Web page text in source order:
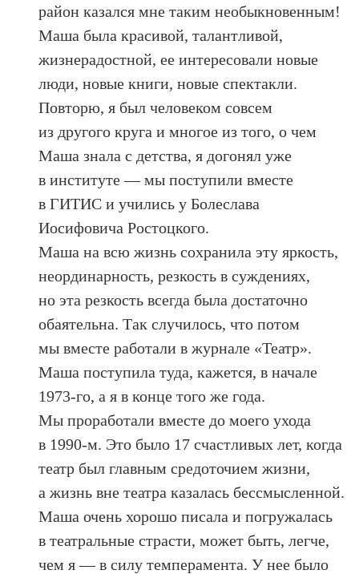
район казался мне таким необыкновенным!
Маша была красивой, талантливой,
жизнерадостной, ее интересовали новые
люди, новые книги, новые спектакли.
Повторю, я был человеком совсем
из другого круга и многое из того, о чем
Маша знала с детства, я догонял уже
в институте — мы поступили вместе
в ГИТИС и учились у Болеслава
Иосифовича Ростоцкого.
Маша на всю жизнь сохранила эту яркость,
неординарность, резкость в суждениях,
но эта резкость всегда была достаточно
обаятельна. Так случилось, что потом
мы вместе работали в журнале «Театр».
Маша поступила туда, кажется, в начале
1973-го, а я в конце того же года.
Мы проработали вместе до моего ухода
в 1990-м. Это было 17 счастливых лет, когда
театр был главным средоточием жизни,
а жизнь вне театра казалась бессмысленной.
Маша очень хорошо писала и погружалась
в театральные страсти, может быть, легче,
чем я — в силу темперамента. У нее было